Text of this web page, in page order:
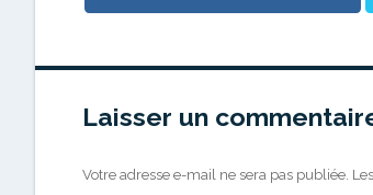
Laisser un
Votre adresse e-mail ne sera pas publiée.